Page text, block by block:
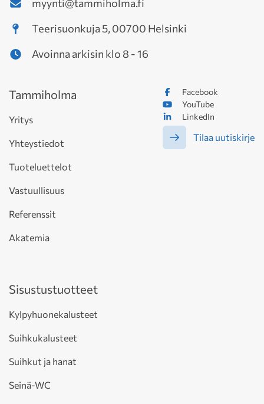
myynti@tammiholma.fi
Teerisuonkuja 5, 00700 Helsinki
Avoinna arkisin klo 8 - 16
Facebook
YouTube
LinkedIn
Tilaa uutiskirje
Tammiholma
Yritys
Yhteystiedot
Tuoteluettelot
Vastuullisuus
Referenssit
Akatemia
Sisustustuotteet
Kylpyhuonekalusteet
Suihkukalusteet
Suihkut ja hanat
Seinä-WC